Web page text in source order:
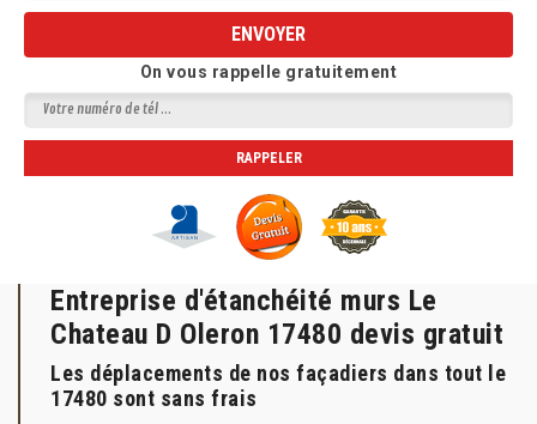
On vous rappelle gratuitement
Entreprise d'étanchéité murs Le
Chateau D Oleron 17480 devis gratuit
Les déplacements de nos façadiers dans tout le
17480 sont sans frais